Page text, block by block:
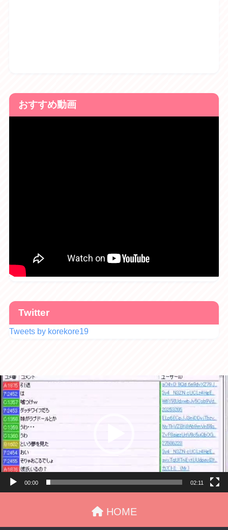
おすすめ動画
Twitter
Tweets by korekore19
動
画
プ
レ
ー
ヤ
ー
00:00 02:11
HOME